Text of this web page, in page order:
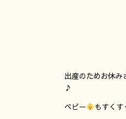
出産のためお休み
♪
ベビー もすく